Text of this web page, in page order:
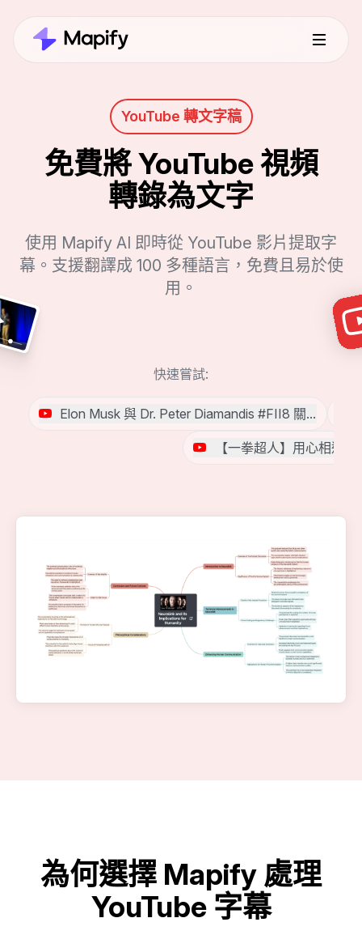
YouTube 轉文字稿
免費將 YouTube 視頻
轉錄為文字
使用 Mapify AI 即時從 YouTube 影片提取字
幕。支援翻譯成 100 多種語言，免費且易於使
用。
快速嘗試:
Elon Musk 與 Dr. Peter Diamandis #FII8 關於 #AI
【一拳超人】用心相連
為何選擇 Mapify 處理
YouTube 字幕